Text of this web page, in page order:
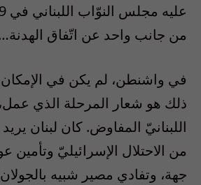
من جانب واحد عن اتّفاق
في واشنطن، لم يكن في
ذلك هو شعار المرحلة الذي
اللبنانيّ المفاوض. كان لبنان يريد
من الاحتلال الإسرائيليّ وتأمين
جهة، وتفادي مصير شبيه